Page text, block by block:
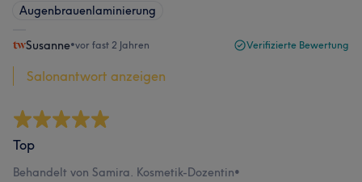
Augenbrauenlaminierung
Susanne•vor fast 2 Jahren Verifizierte Bewertung
Salonantwort anzeigen
Top
Behandelt von Samira. Kosmetik-Dozentin•